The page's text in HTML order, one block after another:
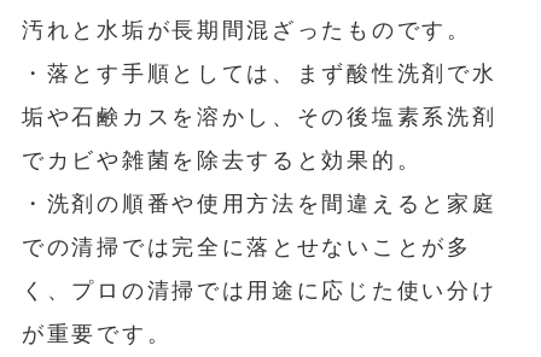
汚れと水垢が長期間混ざったものです。
・落とす手順としては、まず酸性洗剤で水
垢や石鹸カスを溶かし、その後塩素系洗剤
でカビや雑菌を除去すると効果的。
・洗剤の順番や使用方法を間違えると家庭
での清掃では完全に落とせないことが多
く、プロの清掃では用途に応じた使い分け
が重要です。